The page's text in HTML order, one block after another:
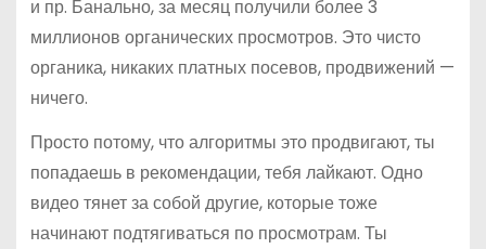
и пр. Банально, за месяц получили более 3
миллионов органических просмотров. Это чисто
органика, никаких платных посевов, продвижений —
ничего.
Просто потому, что алгоритмы это продвигают, ты
попадаешь в рекомендации, тебя лайкают. Одно
видео тянет за собой другие, которые тоже
начинают подтягиваться по просмотрам. Ты